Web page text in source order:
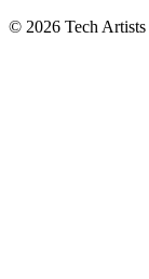
© 2026 Tech Artists